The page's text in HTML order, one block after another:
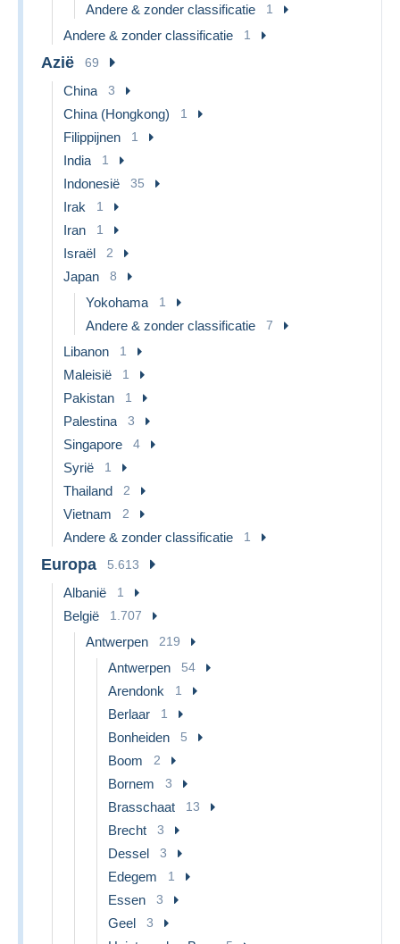
Andere & zonder classificatie 1
Andere & zonder classificatie 1
Azië 69
China 3
China (Hongkong) 1
Filippijnen 1
India 1
Indonesië 35
Irak 1
Iran 1
Israël 2
Japan 8
Yokohama 1
Andere & zonder classificatie 7
Libanon 1
Maleisië 1
Pakistan 1
Palestina 3
Singapore 4
Syrië 1
Thailand 2
Vietnam 2
Andere & zonder classificatie 1
Europa 5.613
Albanië 1
België 1.707
Antwerpen 219
Antwerpen 54
Arendonk 1
Berlaar 1
Bonheiden 5
Boom 2
Bornem 3
Brasschaat 13
Brecht 3
Dessel 3
Edegem 1
Essen 3
Geel 3